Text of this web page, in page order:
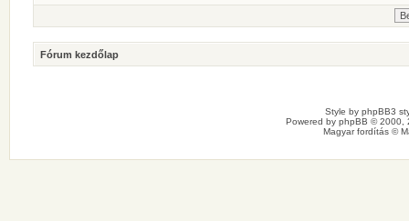
Fórum kezdőlap
Style by phpBB3
Powered by phpBB © 2000,
Magyar fordítás ©